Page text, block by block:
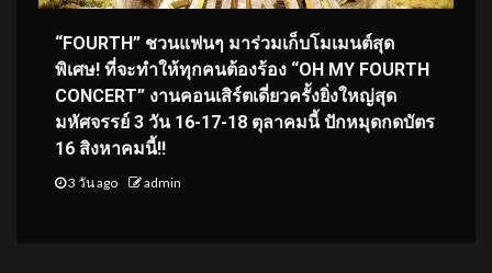
“FOURTH” ชวนแฟนๆ มาร่วมเก็บโมเมนต์สุด
พิเศษ! ที่จะทำให้ทุกคนต้องร้อง “OH MY FOURTH
CONCERT” งานคอนเสิร์ตเดี่ยวครั้งยิ่งใหญ่สุด
มหัศจรรย์ 3 วัน 16-17-18 ตุลาคมนี้ ปักหมุดกดบัตร
16 สิงหาคมนี้!!
3 วัน ago admin